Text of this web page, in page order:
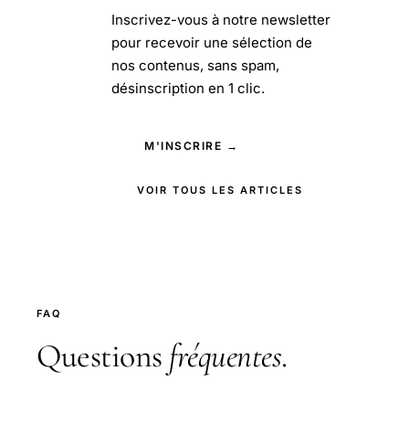
Inscrivez-vous à notre newsletter
pour recevoir une sélection de
nos contenus, sans spam,
désinscription en 1 clic.
M'INSCRIRE →
VOIR TOUS LES ARTICLES
FAQ
Questions fréquentes.